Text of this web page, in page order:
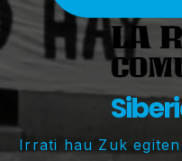
Irrati hau Zuk